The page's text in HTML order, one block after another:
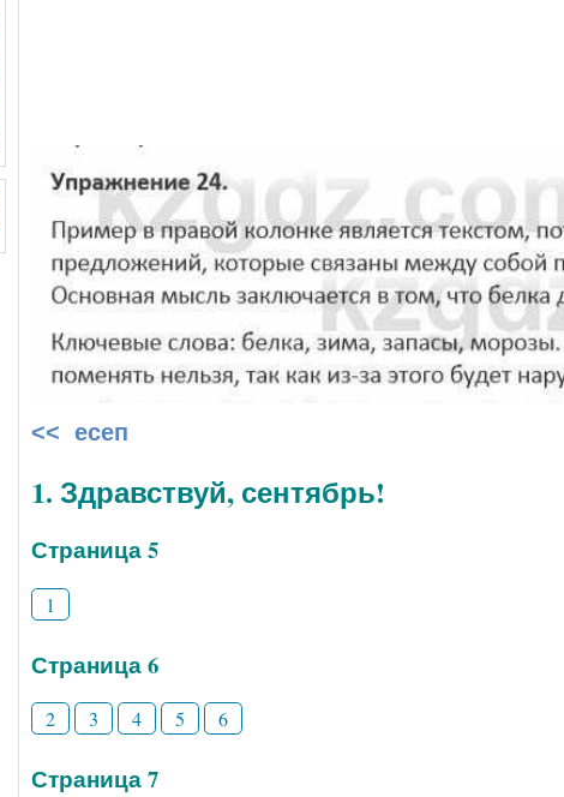
<< есеп
1. Здравствуй, сентябрь!
Страница 5
1
Страница 6
2 3 4 5 6
Страница 7